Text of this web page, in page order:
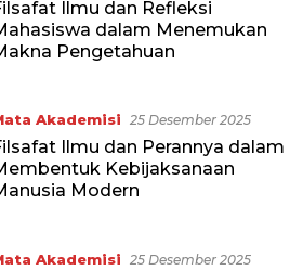
Ilmu dan Refleksi
dalam Menemukan
Pengetahuan
Akademisi 25 Desember 2025
Ilmu dan Perannya dalam
Kebijaksanaan
Modern
Akademisi 25 Desember 2025